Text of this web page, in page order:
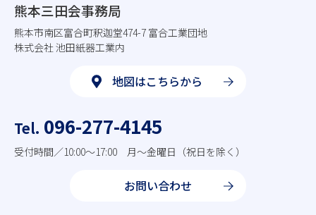
熊本三田会事務局
熊本市南区富合町釈迦堂474-7 富合工業団地
株式会社 池田紙器工業内
地図はこちらから
Tel. 096-277-4145
受付時間／10:00～17:00 月～金曜日（祝日を除く）
お問い合わせ